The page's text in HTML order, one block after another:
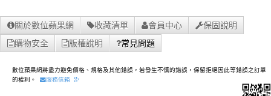
關於數位蘋果網 收藏清單 會員中心
保固說明
購物安全
版權說明 常見問題
數位蘋果網將盡力避免價格、規格及其他錯誤，若發生不慎的錯誤，保留拒絕因此等錯誤之訂單
的權利。
服務信箱